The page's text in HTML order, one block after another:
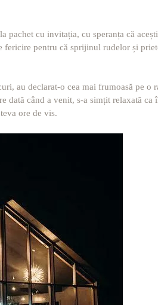
cu invitația, cu speranța că
pentru că sprijinul rudelor și
au declarat-o cea mai frumoasă pe o
dată când a venit, s-a simțit relaxată
ore de vis.